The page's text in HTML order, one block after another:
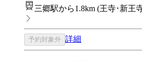
三郷駅から1.8km (王寺･新王
予約対象外 詳細